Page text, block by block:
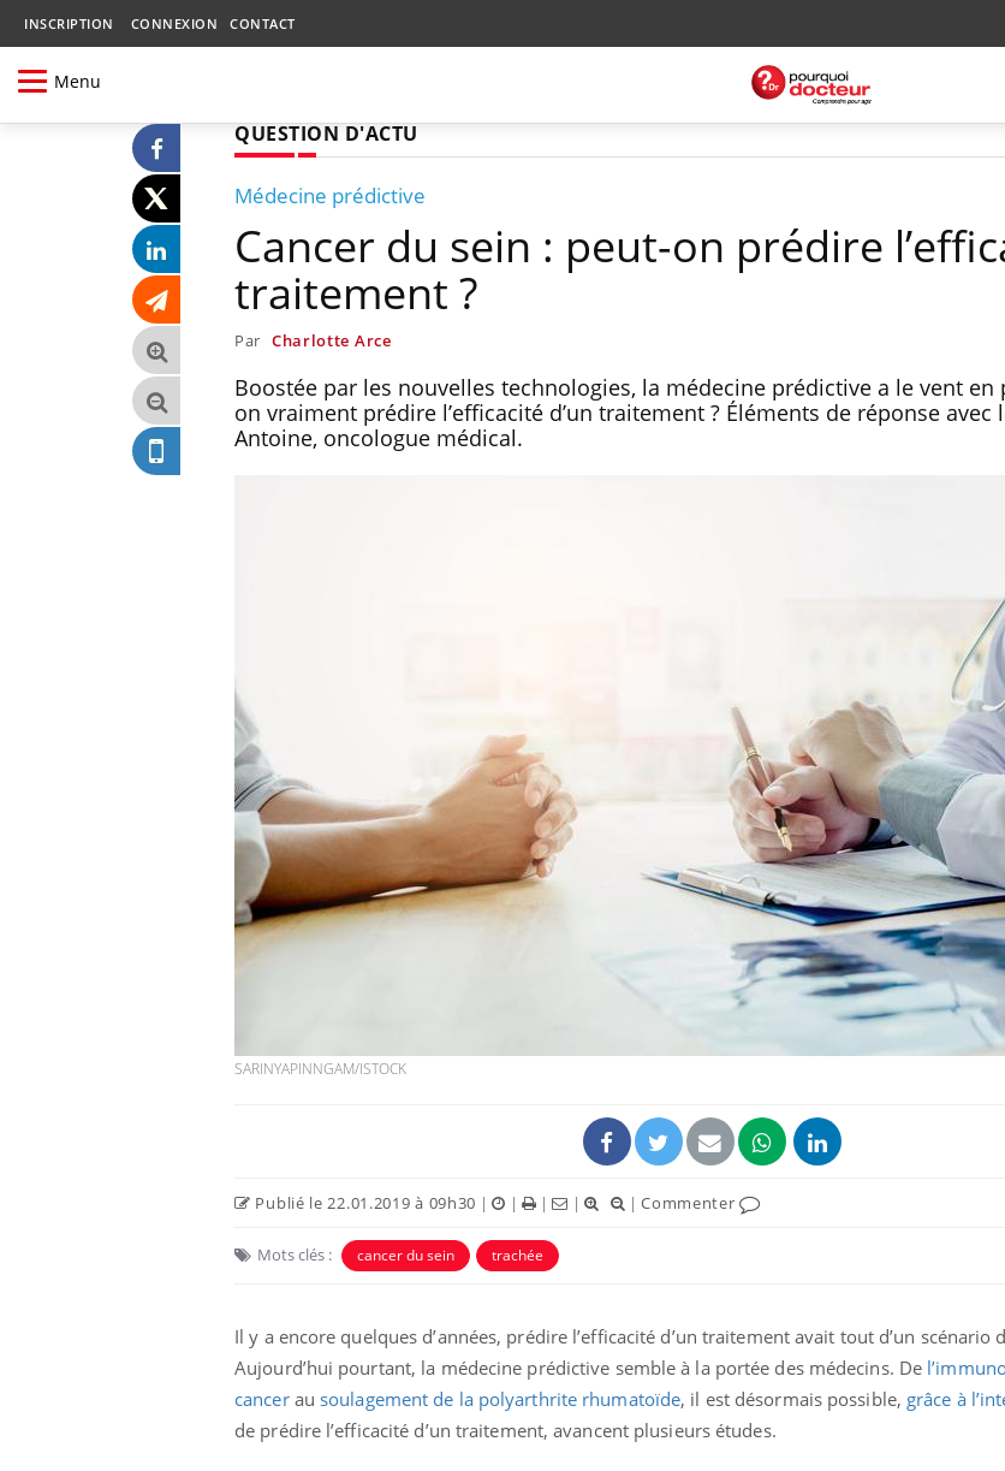
INSCRIPTION CONNEXION CONTACT
Menu
QUESTION D'ACTU
Médecine prédictive
Cancer du sein : peut-on prédire
traitement ?
Par Charlotte Arce
Boostée par les nouvelles technologies, la médecine prédictive a le vent en
on vraiment prédire l’efficacité d’un traitement ? Éléments de réponse avec
Antoine, oncologue médical.
SARINYAPINNGAM/ISTOCK
Publié le 22.01.2019 à 09h30 | | | | |Commenter
Mots clés : cancer du sein trachée
Il y a encore quelques d’années, prédire l’efficacité d’un traitement avait tout d’un scénario
Aujourd’hui pourtant, la médecine prédictive semble à la portée des médecins. De
cancerau soulagement de la polyarthrite rhumatoïde, il est désormais possible, grâce à
de prédire l’efficacité d’un traitement, avancent plusieurs études.
Mordue par un
barracuda, une petite fille
Comment gérer le
sommeil des enfants en